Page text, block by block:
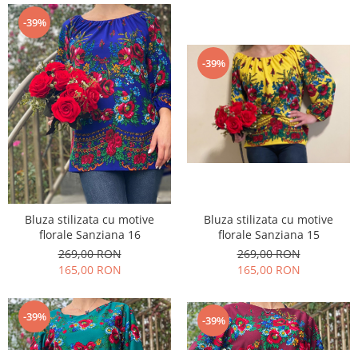
-39%
Bluza stilizata cu motive
florale Sanziana 16
269,00 RON
165,00 RON
-39%
Bluza stilizata cu motive
florale Sanziana 15
269,00 RON
165,00 RON
-39% -39%